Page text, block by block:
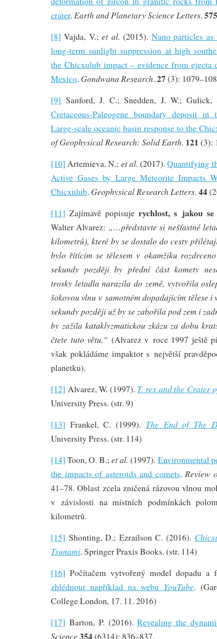
crater. Earth and Planetary Science Letters. 575
[8] Vajda, V.;et al. (2015). Nano particles
long-term sunlight suppression at high
the Chicxulub impact – evidence from ejecta
Mexico. Gondwana Research. 27(3):
[9] Sanford, J. C.; Snedden, J. W.;
Cretaceous-Paleogene boundary deposit
Large-scale oceanic basin response to the
of Geophysical Research: Solid Earth. 121 (3):
[10] Artemieva, N.; et al.(2017).Quantifying
Active Gases by Large Meteorite Impacts
Chicxulub. Geophysical Research Letters. 44
[11] Zajímavě popisuje rychlost, s jakou
Walter Alvarez: „…představte si nešťastné
kilometrů), které by se dostalo do cesty
bylo řítícím se tělesem v okamžiku
sekundy později by přední část komety
trosky letadla narazila do země, vytvořila
šokovou vlnu v samotném dopadajícím tělese
sekundy později už by se zabořila pod zem i
by zažila kataklyzmatickou zkázu za dobu
čtete tuto větu.“ (Alvarez v roce 1997 ještě
však pokládáme impaktor s největší
planetku).
[12] Alvarez, W. (1997). T. rex and the Crater
University Press. (str. 9)
[13] Frankel, C. (1999). The End of The
University Press. (str. 114)
[14] Toon, O. B.; et al. (1997). Environmental
the impacts of asteroids and comets.Review
41–78. Oblast zcela zničená rázovou vlnou
v závislosti na místních podmínkách
kilometrů.
[15] Shonting, D.; Ezrailson C. (2016).
Tsunami. Springer Praxis Books. (str. 114)
[16] Počítačem vytvořený model dopadu
zhlédnout například na webu YouTube.
College London, 17. 11. 2016)
[17] Barton, P. (2016).Revealing the
Science 354(6314): 836–837.